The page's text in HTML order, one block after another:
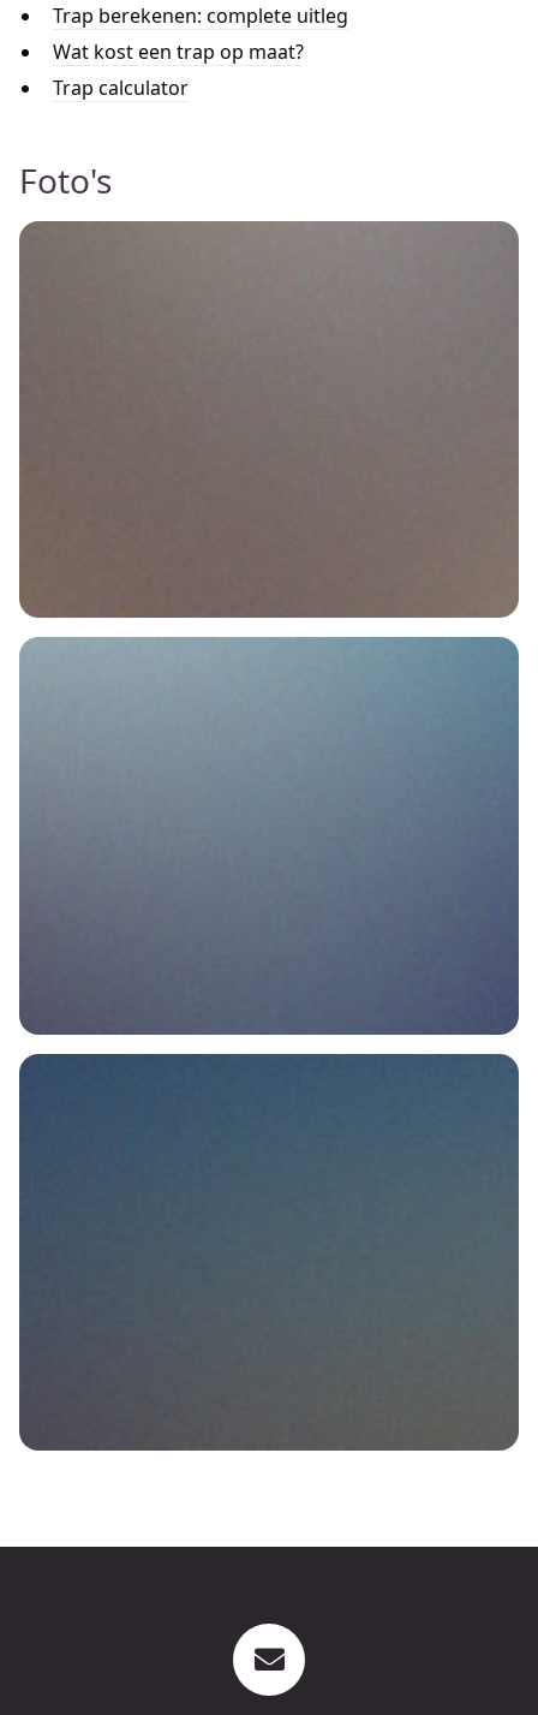
Trap berekenen: complete uitleg
Wat kost een trap op maat?
Trap calculator
Foto's